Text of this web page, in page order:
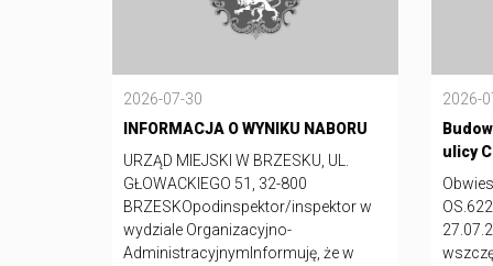
2026-07-30
INFORMACJA O WYNIKU NABORU
URZĄD MIEJSKI W BRZESKU, UL.
GŁOWACKIEGO 51, 32-800
BRZESKOpodinspektor/inspektor w
wydziale Organizacyjno-
AdministracyjnymInformuję, że w
2026-
ulicy